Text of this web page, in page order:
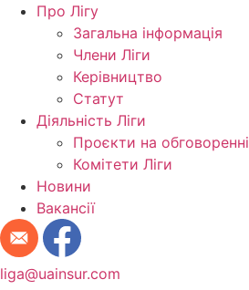
Про Лігу
Загальна інформація
Члени Ліги
Керівництво
Статут
Діяльність Ліги
Проєкти на обговоренні
Комітети Ліги
Новини
Вакансії
liga@uainsur.com